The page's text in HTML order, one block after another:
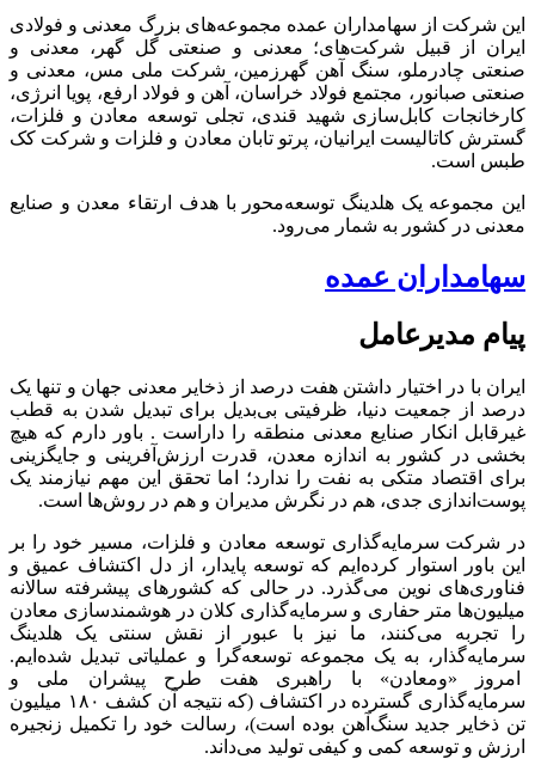
این شرکت از سهامداران عمده مجموعه‌های بزرگ معدنی و فولادی
ایران از قبیل شرکت‌های؛ معدنی و صنعتی گل گهر، معدنی و
صنعتی چادرملو، سنگ آهن گهرزمین، شرکت ملی مس، معدنی و
صنعتی صبانور، مجتمع فولاد خراسان، آهن و فولاد ارفع، پویا انرژی،
کارخانجات کابل‌سازی شهید قندی، تجلی توسعه معادن و فلزات،
گسترش کاتالیست ایرانیان، پرتو تابان معادن و فلزات و شرکت کک
طبس است.
این مجموعه یک هلدینگ توسعه‌محور با هدف ارتقاء معدن و صنایع
معدنی در کشور به شمار می‌رود.
سهامداران عمده
پیام مدیرعامل
ایران با در اختیار داشتن هفت درصد از ذخایر معدنی جهان و تنها یک
درصد از جمعیت دنیا، ظرفیتی بی‌بدیل برای تبدیل شدن به قطب
غیرقابل انکار صنایع معدنی منطقه را داراست . باور دارم که هیچ
بخشی در کشور به اندازه معدن، قدرت ارزش‌آفرینی و جایگزینی
برای اقتصاد متکی به نفت را ندارد؛ اما تحقق این مهم نیازمند یک
پوست‌اندازی جدی، هم در نگرش مدیران و هم در روش‌ها است.
در شرکت سرمایه‌گذاری توسعه معادن و فلزات، مسیر خود را بر
این باور استوار کرده‌ایم که توسعه پایدار، از دل اکتشاف عمیق و
فناوری‌های نوین می‌گذرد. در حالی که کشورهای پیشرفته سالانه
میلیون‌ها متر حفاری و سرمایه‌گذاری کلان در هوشمندسازی معادن
را تجربه می‌کنند، ما نیز با عبور از نقش سنتی یک هلدینگ
سرمایه‌گذار، به یک مجموعه توسعه‌گرا و عملیاتی تبدیل شده‌ایم.
امروز «ومعادن» با راهبری هفت طرح پیشران ملی و
سرمایه‌گذاری گسترده در اکتشاف (که نتیجه آن کشف ۱۸۰ میلیون
تن ذخایر جدید سنگ‌آهن بوده است)، رسالت خود را تکمیل زنجیره
ارزش و توسعه کمی و کیفی تولید می‌داند.